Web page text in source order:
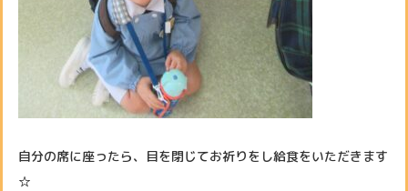
自分の席に座ったら、目を閉じてお祈りをし給食をいただきます
☆